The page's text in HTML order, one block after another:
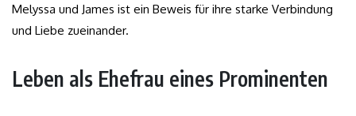
Melyssa und James ist ein Beweis für ihre starke Verbindung
und Liebe zueinander.
Leben als Ehefrau eines Prominenten